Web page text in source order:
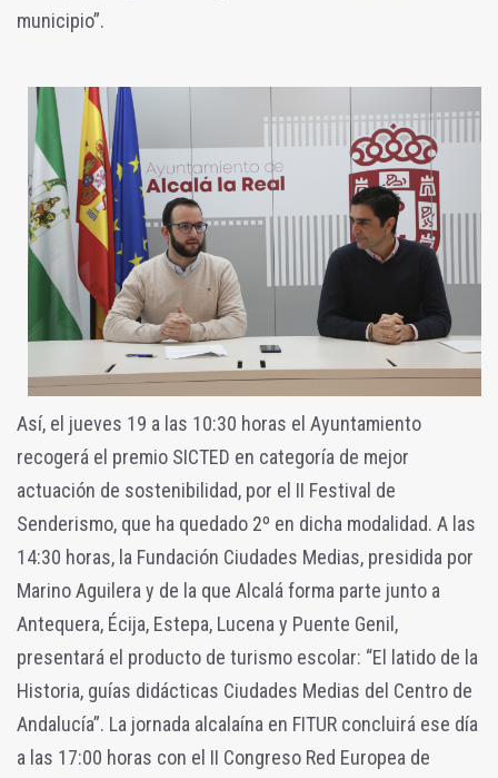
municipio”.
Así, el jueves 19 a las 10:30 horas el Ayuntamiento
recogerá el premio SICTED en categoría de mejor
actuación de sostenibilidad, por el II Festival de
Senderismo, que ha quedado 2º en dicha modalidad. A las
14:30 horas, la Fundación Ciudades Medias, presidida por
Marino Aguilera y de la que Alcalá forma parte junto a
Antequera, Écija, Estepa, Lucena y Puente Genil,
presentará el producto de turismo escolar: “El latido de la
Historia, guías didácticas Ciudades Medias del Centro de
Andalucía”. La jornada alcalaína en FITUR concluirá ese día
a las 17:00 horas con el II Congreso Red Europea de